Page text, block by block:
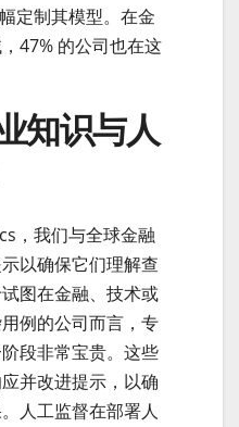
定制其模型。在金
47% 的公司也在这
知识与人
，我们与全球金融
以确保它们理解查
图在金融、技术或
例的公司而言，专
段非常宝贵。这些
并改进提示，以确
人工监督在部署人